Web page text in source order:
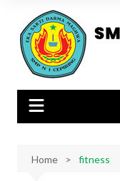
Home fitness